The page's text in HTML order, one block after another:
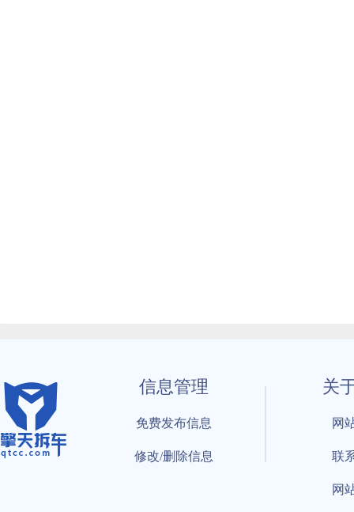
信息管理
免费发布信息
修改/删除信息
关
网
联
网